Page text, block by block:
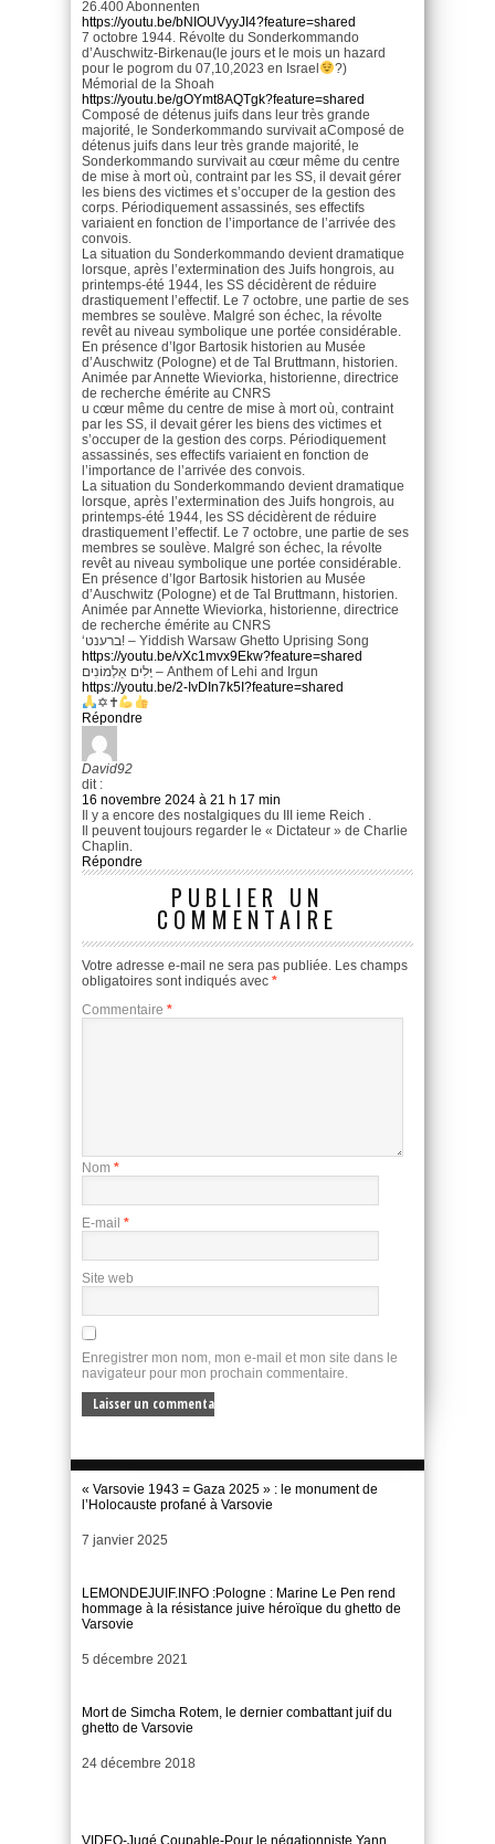
26.400 Abonnenten
https://youtu.be/bNIOUVyyJI4?feature=shared
7 octobre 1944. Révolte du Sonderkommando
d’Auschwitz-Birkenau(le jours et le mois un hazard
pour le pogrom du 07,10,2023 en Israel
?)
Mémorial de la Shoah
https://youtu.be/gOYmt8AQTgk?feature=shared
Composé de détenus juifs dans leur très grande
majorité, le Sonderkommando survivait aComposé de
détenus juifs dans leur très grande majorité, le
Sonderkommando survivait au cœur même du centre
de mise à mort où, contraint par les SS, il devait gérer
les biens des victimes et s’occuper de la gestion des
corps. Périodiquement assassinés, ses effectifs
variaient en fonction de l’importance de l’arrivée des
convois.
La situation du Sonderkommando devient dramatique
lorsque, après l’extermination des Juifs hongrois, au
printemps-été 1944, les SS décidèrent de réduire
drastiquement l’effectif. Le 7 octobre, une partie de ses
membres se soulève. Malgré son échec, la révolte
revêt au niveau symbolique une portée considérable.
En présence d’Igor Bartosik historien au Musée
d’Auschwitz (Pologne) et de Tal Bruttmann, historien.
Animée par Annette Wieviorka, historienne, directrice
de recherche émérite au CNRS
u cœur même du centre de mise à mort où, contraint
par les SS, il devait gérer les biens des victimes et
s’occuper de la gestion des corps. Périodiquement
assassinés, ses effectifs variaient en fonction de
l’importance de l’arrivée des convois.
La situation du Sonderkommando devient dramatique
lorsque, après l’extermination des Juifs hongrois, au
printemps-été 1944, les SS décidèrent de réduire
drastiquement l’effectif. Le 7 octobre, une partie de ses
membres se soulève. Malgré son échec, la révolte
revêt au niveau symbolique une portée considérable.
En présence d’Igor Bartosik historien au Musée
d’Auschwitz (Pologne) et de Tal Bruttmann, historien.
Animée par Annette Wieviorka, historienne, directrice
de recherche émérite au CNRS
‘ברענט! – Yiddish Warsaw Ghetto Uprising Song
https://youtu.be/vXc1mvx9Ekw?feature=shared
יָּלִים אַלְמוֹנִים – Anthem of Lehi and Irgun
https://youtu.be/2-IvDIn7k5I?feature=shared
✡✝
Répondre
David92
dit :
16 novembre 2024 à 21 h 17 min
Il y a encore des nostalgiques du III ieme Reich .
Il peuvent toujours regarder le « Dictateur » de Charlie
Chaplin.
Répondre
PUBLIER UN
COMMENTAIRE
Votre adresse e-mail ne sera pas publiée. Les champs
obligatoires sont indiqués avec *
Commentaire *
Nom *
E-mail *
Site web
Enregistrer mon nom, mon e-mail et mon site dans le
navigateur pour mon prochain commentaire.
« Varsovie 1943 = Gaza 2025 » : le monument de
l’Holocauste profané à Varsovie
Date
7 janvier 2025
LEMONDEJUIF.INFO :Pologne : Marine Le Pen rend
hommage à la résistance juive héroïque du ghetto de
Varsovie
Date
5 décembre 2021
Mort de Simcha Rotem, le dernier combattant juif du
ghetto de Varsovie
Date
24 décembre 2018
VIDEO-Jugé Coupable-Pour le négationniste Yann